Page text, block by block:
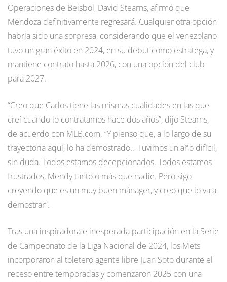
Operaciones de Beisbol, David Stearns, afirmó que
Mendoza definitivamente regresará. Cualquier otra opción
habría sido una sorpresa, considerando que el venezolano
tuvo un gran éxito en 2024, en su debut como estratega, y
mantiene contrato hasta 2026, con una opción del club
para 2027.
“Creo que Carlos tiene las mismas cualidades en las que
creí cuando lo contratamos hace dos años”, dijo Stearns,
de acuerdo con MLB.com. “Y pienso que, a lo largo de su
trayectoria aquí, lo ha demostrado… Tuvimos un año difícil,
sin duda. Todos estamos decepcionados. Todos estamos
frustrados, Mendy tanto o más que nadie. Pero sigo
creyendo que es un muy buen mánager, y creo que lo va a
demostrar”.
Tras una inspiradora e inesperada participación en la Serie
de Campeonato de la Liga Nacional de 2024, los Mets
incorporaron al toletero agente libre Juan Soto durante el
receso entre temporadas y comenzaron 2025 con una